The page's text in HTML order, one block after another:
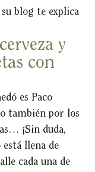
blog te explica
y
con
es Paco
también por los
¡Sin duda,
llena de
cada una de